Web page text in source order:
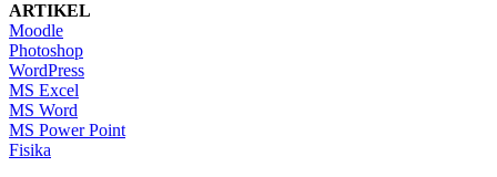
ARTIKEL
Moodle
Photoshop
WordPress
MS Excel
MS Word
MS Power Point
Fisika